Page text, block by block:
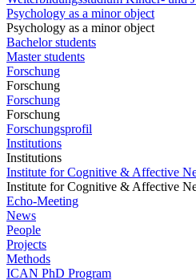
Psychology as a minor object
Psychology as a minor object
Bachelor students
Master students
Forschung
Forschung
Forschung
Forschung
Forschungsprofil
Institutions
Institutions
Institute for Cognitive & Affective
Institute for Cognitive & Affective
Echo-Meeting
News
People
Projects
Methods
ICAN PhD Program